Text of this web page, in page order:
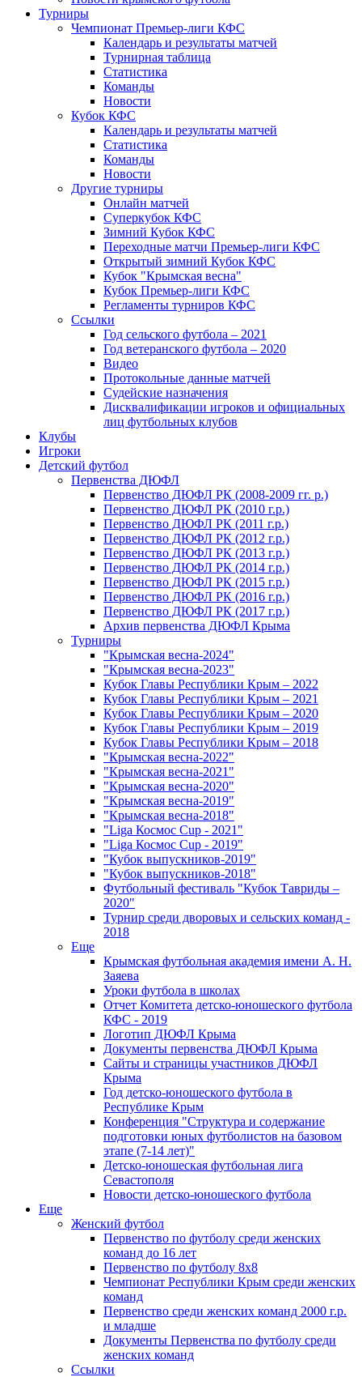
Турниры
Чемпионат Премьер-лиги КФС
Календарь и результаты матчей
Турнирная таблица
Статистика
Команды
Новости
Кубок КФС
Календарь и результаты матчей
Статистика
Команды
Новости
Другие турниры
Онлайн матчей
Суперкубок КФС
Зимний Кубок КФС
Переходные матчи Премьер-лиги КФС
Открытый зимний Кубок КФС
Кубок "Крымская весна"
Кубок Премьер-лиги КФС
Регламенты турниров КФС
Ссылки
Год сельского футбола – 2021
Год ветеранского футбола – 2020
Видео
Протокольные данные матчей
Судейские назначения
Дисквалификации игроков и официальных
лиц футбольных клубов
Клубы
Игроки
Детский футбол
Первенства ДЮФЛ
Первенство ДЮФЛ РК (2008-2009 гг. р.)
Первенство ДЮФЛ РК (2010 г.р.)
Первенство ДЮФЛ РК (2011 г.р.)
Первенство ДЮФЛ РК (2012 г.р.)
Первенство ДЮФЛ РК (2013 г.р.)
Первенство ДЮФЛ РК (2014 г.р.)
Первенство ДЮФЛ РК (2015 г.р.)
Первенство ДЮФЛ РК (2016 г.р.)
Первенство ДЮФЛ РК (2017 г.р.)
Архив первенства ДЮФЛ Крыма
Турниры
"Крымская весна-2024"
"Крымская весна-2023"
Кубок Главы Республики Крым – 2022
Кубок Главы Республики Крым – 2021
Кубок Главы Республики Крым – 2020
Кубок Главы Республики Крым – 2019
Кубок Главы Республики Крым – 2018
"Крымская весна-2022"
"Крымская весна-2021"
"Крымская весна-2020"
"Крымская весна-2019"
"Крымская весна-2018"
"Liga Космос Cup - 2021"
"Liga Космос Cup - 2019"
"Кубок выпускников-2019"
"Кубок выпускников-2018"
Футбольный фестиваль "Кубок Тавриды –
2020"
Турнир среди дворовых и сельских команд -
2018
Еще
Крымская футбольная академия имени А. Н.
Заяева
Уроки футбола в школах
Отчет Комитета детско-юношеского футбола
КФС - 2019
Логотип ДЮФЛ Крыма
Документы первенства ДЮФЛ Крыма
Сайты и страницы участников ДЮФЛ
Крыма
Год детско-юношеского футбола в
Республике Крым
Конференция "Структура и содержание
подготовки юных футболистов на базовом
этапе (7-14 лет)"
Детско-юношеская футбольная лига
Севастополя
Новости детско-юношеского футбола
Еще
Женский футбол
Первенство по футболу среди женских
команд до 16 лет
Первенство по футболу 8х8
Чемпионат Республики Крым среди женских
команд
Первенство среди женских команд 2000 г.р.
и младше
Документы Первенства по футболу среди
женских команд
Ссылки